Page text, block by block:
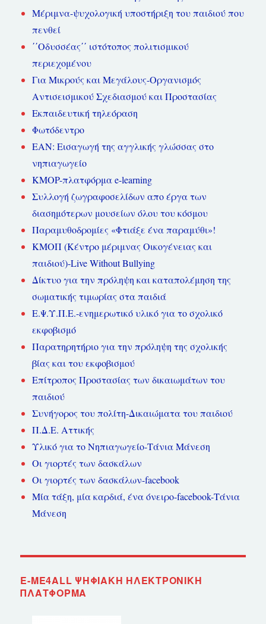
Μέριμνα-ψυχολογική υποστήριξη του παιδιού που
πενθεί
΄΄Οδυσσέας΄΄ ιστότοπος πολιτισμικού
περιεχομένου
Για Μικρούς και Μεγάλους-Οργανισμός
Αντισεισμικού Σχεδιασμού και Προστασίας
Εκπαιδευτική τηλεόραση
Φωτόδεντρο
ΕΑΝ: Εισαγωγή της αγγλικής γλώσσας στο
νηπιαγωγείο
KMOP-πλατφόρμα e-learning
Συλλογή ζωγραφοσελίδων απο έργα των
διασημότερων μουσείων όλου του κόσμου
Παραμυθοδρομίες «Φτιάξε ένα παραμύθι»!
ΚΜΟΠ (Κέντρο μέριμνας Οικογένειας και
παιδιού)-Live Without Bullying
Δίκτυο για την πρόληψη και καταπολέμηση της
σωματικής τιμωρίας στα παιδιά
Ε.Ψ.Υ.Π.Ε.-ενημερωτικό υλικό για το σχολικό
εκφοβισμό
Παρατηρητήριο για την πρόληψη της σχολικής
βίας και του εκφοβισμού
Επίτροπος Προστασίας των δικαιωμάτων του
παιδιού
Συνήγορος του πολίτη-Δικαιώματα του παιδιού
Π.Δ.Ε. Αττικής
Υλικό για το Νηπιαγωγείο-Τάνια Μάνεση
Οι γιορτές των δασκάλων
Οι γιορτές των δασκάλων-facebook
Μία τάξη, μία καρδιά, ένα όνειρο-facebook-Τάνια
Μάνεση
E-ME4ALL ΨΗΦΙΑΚΉ ΗΛΕΚΤΡΟΝΙΚΉ
ΠΛΑΤΦΌΡΜΑ